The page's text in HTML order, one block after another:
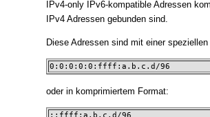
IPv4-only IPv6-kompatible Adressen
IPv4 Adressen gebunden sind.
Diese Adressen sind mit einer
0:0:0:0:0:ffff:a.b.c.d/96
oder in komprimiertem Format: